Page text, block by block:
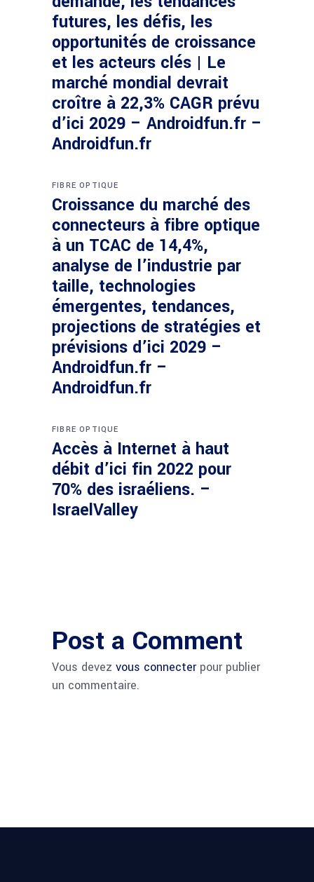
futures, les défis, les
opportunités de croissance
et les acteurs clés | Le
marché mondial devrait
croître à 22,3% CAGR prévu
d’ici 2029 – Androidfun.fr –
Androidfun.fr
FIBRE OPTIQUE
Croissance du marché des
connecteurs à fibre optique
à un TCAC de 14,4%,
analyse de l’industrie par
taille, technologies
émergentes, tendances,
projections de stratégies et
prévisions d’ici 2029 –
Androidfun.fr –
Androidfun.fr
FIBRE OPTIQUE
Accès à Internet à haut
débit d’ici fin 2022 pour
70% des israéliens. –
IsraelValley
Post a Comment
Vous devez vous connecterpour publier
un commentaire.